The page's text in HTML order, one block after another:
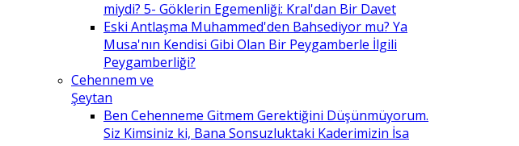
miydi? 5- Göklerin Egemenliği: Kral'dan Bir Davet
Eski Antlaşma Muhammed'den Bahsediyor mu? Ya
Musa'nın Kendisi Gibi Olan Bir Peygamberle İlgili
Peygamberliği?
Cehennem ve
Şeytan
Ben Cehenneme Gitmem Gerektiğini Düşünmüyorum.
Siz Kimsiniz ki, Bana Sonsuzluktaki Kaderimizin İsa